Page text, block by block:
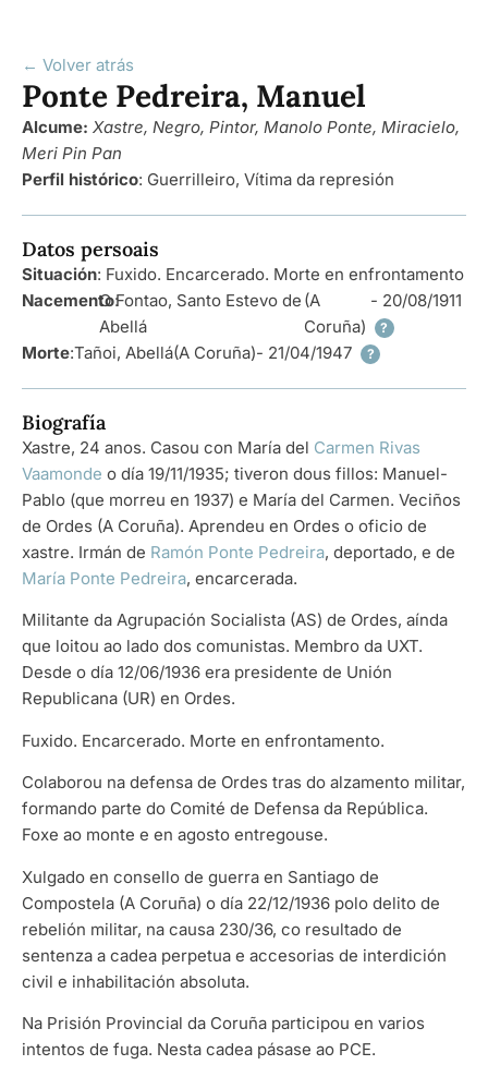
← Volver atrás
Ponte Pedreira, Manuel
Alcume: Xastre, Negro, Pintor, Manolo Ponte, Miracielo,
Meri Pin Pan
Perfil histórico: Guerrilleiro, Vítima da represión
Datos persoais
Situación: Fuxido. Encarcerado. Morte en enfrontamento
Nacemento:
O Fontao, Santo Estevo de
Abellá
(A
Coruña)
- 20/08/1911
?
Morte:Tañoi, Abellá(A Coruña)- 21/04/1947 ?
Biografía
Xastre, 24 anos. Casou con María del Carmen Rivas
Vaamonde o día 19/11/1935; tiveron dous fillos: Manuel-
Pablo (que morreu en 1937) e María del Carmen. Veciños
de Ordes (A Coruña). Aprendeu en Ordes o oficio de
xastre. Irmán de Ramón Ponte Pedreira, deportado, e de
María Ponte Pedreira, encarcerada.
Militante da Agrupación Socialista (AS) de Ordes, aínda
que loitou ao lado dos comunistas. Membro da UXT.
Desde o día 12/06/1936 era presidente de Unión
Republicana (UR) en Ordes.
Fuxido. Encarcerado. Morte en enfrontamento.
Colaborou na defensa de Ordes tras do alzamento militar,
formando parte do Comité de Defensa da República.
Foxe ao monte e en agosto entregouse.
Xulgado en consello de guerra en Santiago de
Compostela (A Coruña) o día 22/12/1936 polo delito de
rebelión militar, na causa 230/36, co resultado de
sentenza a cadea perpetua e accesorias de interdición
civil e inhabilitación absoluta.
Na Prisión Provincial da Coruña participou en varios
intentos de fuga. Nesta cadea pásase ao PCE.